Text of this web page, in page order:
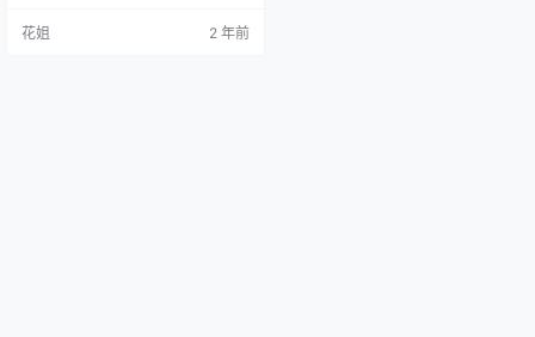
花姐 2 年前